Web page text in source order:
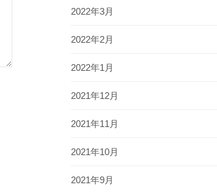
2022年3月
2022年2月
2022年1月
2021年12月
2021年11月
2021年10月
2021年9月